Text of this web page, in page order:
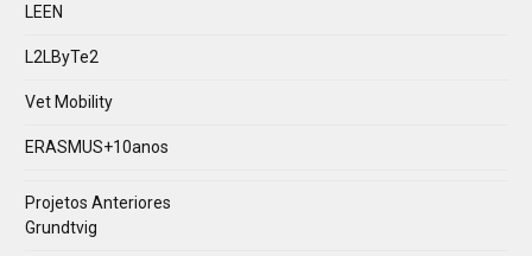
LEEN
L2LByTe2
Vet Mobility
ERASMUS+10anos
Projetos Anteriores
Grundtvig